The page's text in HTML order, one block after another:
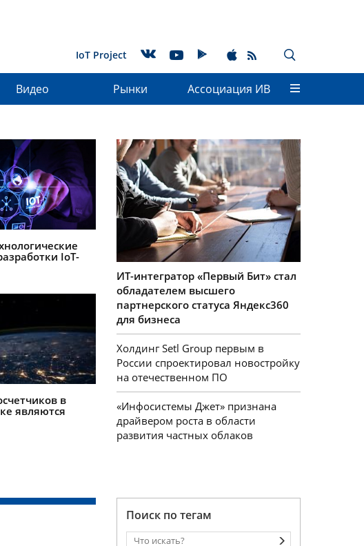
IoT Project
Видео Рынки Ассоциация ИВ
IoT-
в
являются
ИТ-интегратор «Первый Бит» стал
обладателем высшего
партнерского статуса Яндекс360
для бизнеса
Холдинг Setl Group первым в
России спроектировал новостройку
на отечественном ПО
«Инфосистемы Джет» признана
драйвером роста в области
развития частных облаков
Поиск по тегам